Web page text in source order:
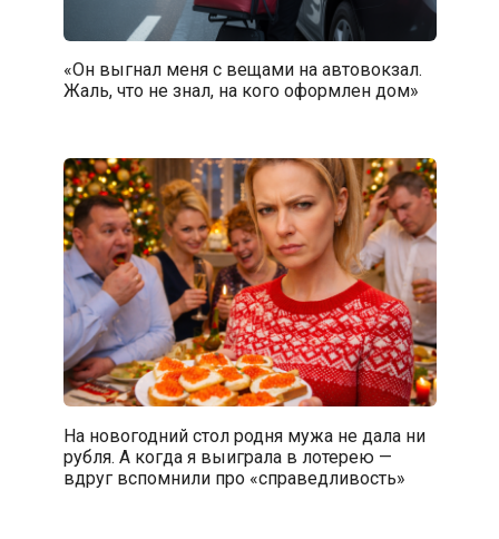
«Он выгнал меня с вещами на автовокзал.
Жаль, что не знал, на кого оформлен дом»
На новогодний стол родня мужа не дала ни
рубля. А когда я выиграла в лотерею —
вдруг вспомнили про «справедливость»